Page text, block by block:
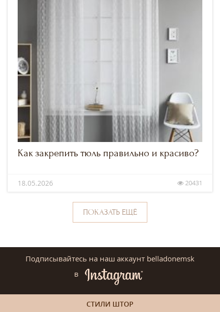
Как закрепить тюль правильно и красиво?
18.05.2026 20431
ПОКАЗАТЬ ЕЩЁ
Подписывайтесь на наш аккаунт belladonemsk
в
СТИЛИ ШТОР